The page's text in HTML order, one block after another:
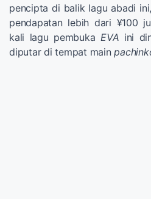
pencipta di balik lagu abadi
pendapatan lebih dari ¥100
kali lagu pembuka EVA ini
diputar di tempat main